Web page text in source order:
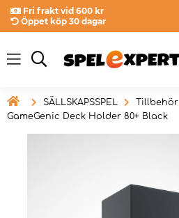
Fri frakt vid 600 kr
Öppet köp 30 dagar
 SÄLLSKAPSSPEL Tillbehör
GameGenic Deck Holder 80+ Black